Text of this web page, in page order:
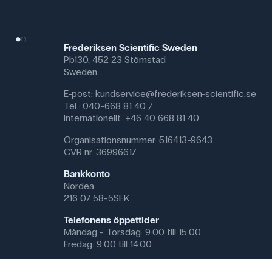
Frederiksen Scientific Sweden
Pb130, 452 23 Stömstad
Sweden
E-post: kundservice@frederiksen-scientific.se
Tel.: 040-668 81 40 /
Internationellt: +46 40 668 81 40
Organisationsnummer: 516413-9643
CVR nr. 36996617
Bankkonto
Nordea
216 07 58-5SEK
Telefonens öppettider
Måndag - Torsdag: 9:00 till 15:00
Fredag: 9:00 till 14:00